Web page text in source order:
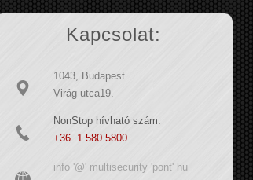
Kapcsolat:
1043, Budapest
Virág utca19.
NonStop hívható szám:
+36 1 580 5800
info '@' multisecurity 'pont' hu